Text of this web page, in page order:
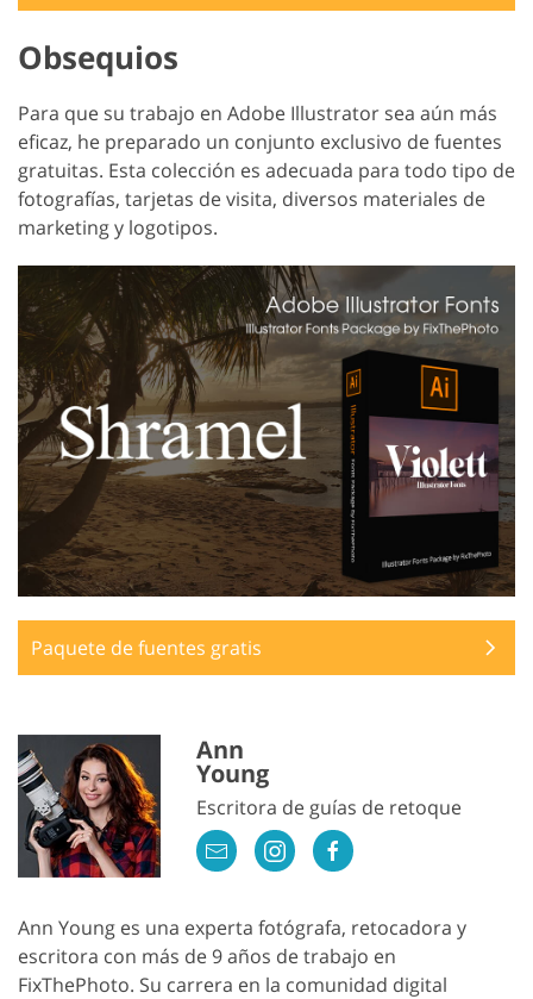
Obsequios
Para que su trabajo en Adobe Illustrator sea aún más
eficaz, he preparado un conjunto exclusivo de fuentes
gratuitas. Esta colección es adecuada para todo tipo de
fotografías, tarjetas de visita, diversos materiales de
marketing y logotipos.
Paquete de fuentes gratis
Ann
Young
Escritora de guías de retoque
Ann Young es una experta fotógrafa, retocadora y
escritora con más de 9 años de trabajo en
FixThePhoto. Su carrera en la comunidad digital